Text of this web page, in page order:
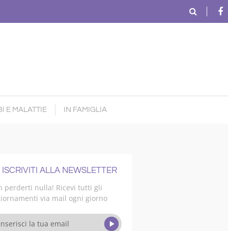
E MALATTIE IN FAMIGLIA
ISCRIVITI ALLA NEWSLETTER
perderti nulla! Ricevi tutti gli
via mail ogni giorno